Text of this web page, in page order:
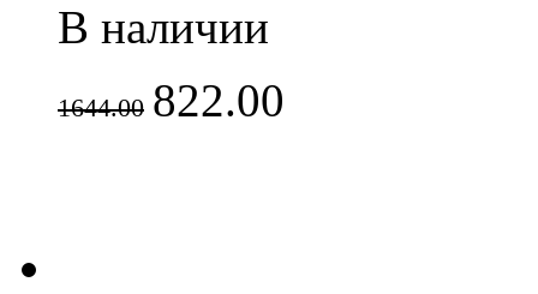
В наличии
1644.00 822.00